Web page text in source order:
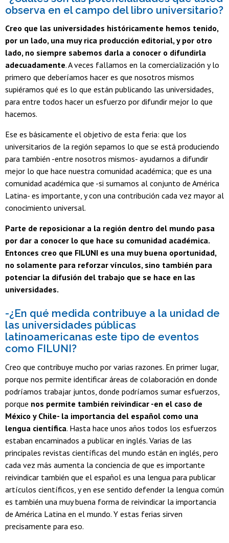
observa en el campo del libro universitario?
Creo que las universidades históricamente hemos tenido,
por un lado, una muy rica producción editorial, y por otro
lado, no siempre sabemos darla a conocer o difundirla
adecuadamente. A veces fallamos en la comercialización y lo
primero que deberíamos hacer es que nosotros mismos
supiéramos qué es lo que están publicando las universidades,
para entre todos hacer un esfuerzo por difundir mejor lo que
hacemos.
Ese es básicamente el objetivo de esta feria: que los
universitarios de la región sepamos lo que se está produciendo
para también -entre nosotros mismos- ayudarnos a difundir
mejor lo que hace nuestra comunidad académica; que es una
comunidad académica que -si sumamos al conjunto de América
Latina- es importante, y con una contribución cada vez mayor al
conocimiento universal.
Parte de reposicionar a la región dentro del mundo pasa
por dar a conocer lo que hace su comunidad académica.
Entonces creo que FILUNI es una muy buena oportunidad,
no solamente para reforzar vínculos, sino también para
potenciar la difusión del trabajo que se hace en las
universidades.
-¿En qué medida contribuye a la unidad de
las universidades públicas
latinoamericanas este tipo de eventos
como FILUNI?
Creo que contribuye mucho por varias razones. En primer lugar,
porque nos permite identificar áreas de colaboración en donde
podríamos trabajar juntos, donde podríamos sumar esfuerzos,
porque nos permite también reivindicar -en el caso de
México y Chile- la importancia del español como una
lengua científica. Hasta hace unos años todos los esfuerzos
estaban encaminados a publicar en inglés. Varias de las
principales revistas científicas del mundo están en inglés, pero
cada vez más aumenta la conciencia de que es importante
reivindicar también que el español es una lengua para publicar
artículos científicos, y en ese sentido defender la lengua común
es también una muy buena forma de reivindicar la importancia
de América Latina en el mundo. Y estas ferias sirven
precisamente para eso.